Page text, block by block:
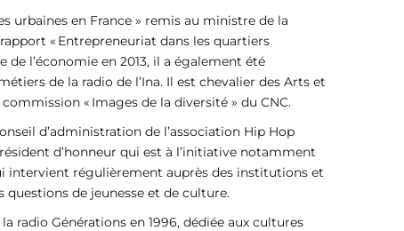
urbaines en France » remis au ministre de la
« Entrepreneuriat dans les quartiers
l’économie en 2013, il a également été
de la radio de l’Ina. Il est chevalier des Arts et
« Images de la diversité » du CNC.
d’administration de l’association Hip Hop
d’honneur qui est à l’initiative notamment
intervient régulièrement auprès des institutions et
questions de jeunesse et de culture.
radio Générations en 1996, dédiée aux cultures